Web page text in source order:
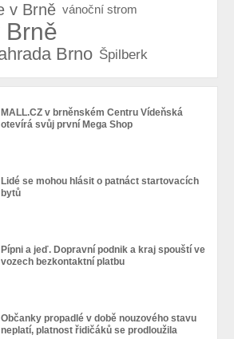
v Brně vánoční strom
Brně
Brno Špilberk
MALL.CZ v brněnském Centru Vídeňská
otevírá svůj první Mega Shop
Lidé se mohou hlásit o patnáct startovacích
bytů
Pípni a jeď. Dopravní podnik a kraj spouští ve
vozech bezkontaktní platbu
Občanky propadlé v době nouzového stavu
neplatí, platnost řidičáků se prodloužila